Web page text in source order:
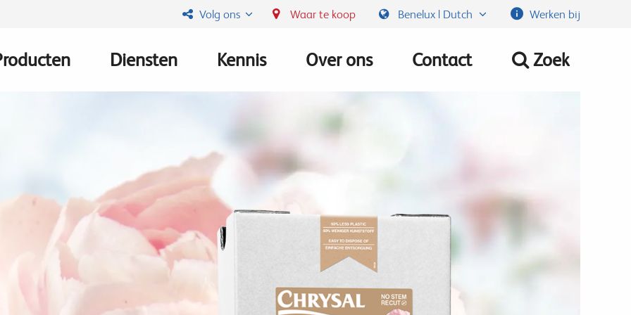
Volg ons Waar te koop Benelux | Dutch Werken bij
Diensten Kennis Over ons Contact Zoek